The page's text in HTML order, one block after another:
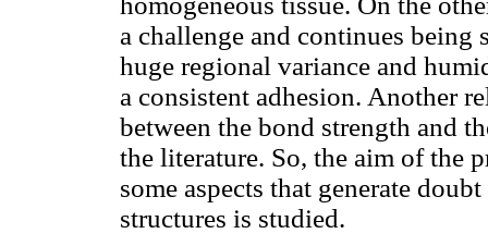
a challenge and continues being
huge regional variance and
a consistent adhesion. Another
between the bond strength and
the literature. So, the aim of the
some aspects that generate
structures is studied.